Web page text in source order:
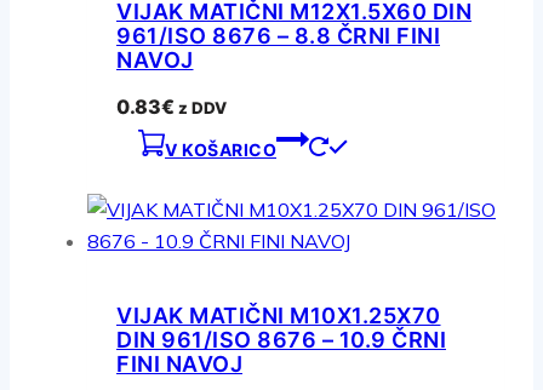
VIJAK MATIČNI M12X1.5X60 DIN
961/ISO 8676 – 8.8 ČRNI FINI
NAVOJ
0.83€ z DDV
V KOŠARICO
VIJAK MATIČNI M10X1.25X70
DIN 961/ISO 8676 – 10.9 ČRNI
FINI NAVOJ